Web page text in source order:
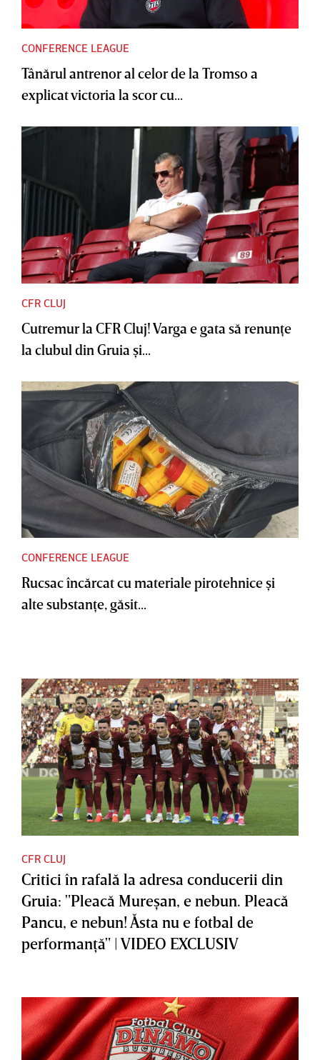
CONFERENCE LEAGUE
Tânărul antrenor al celor de la Tromso a
explicat victoria la scor cu...
CFR CLUJ
Cutremur la CFR Cluj! Varga e gata să renunţe
la clubul din Gruia şi...
CONFERENCE LEAGUE
Rucsac încărcat cu materiale pirotehnice şi
alte substanţe, găsit...
CFR CLUJ
Critici în rafală la adresa conducerii din
Gruia: "Pleacă Mureşan, e nebun. Pleacă
Pancu, e nebun! Ăsta nu e fotbal de
performanţă" | VIDEO EXCLUSIV